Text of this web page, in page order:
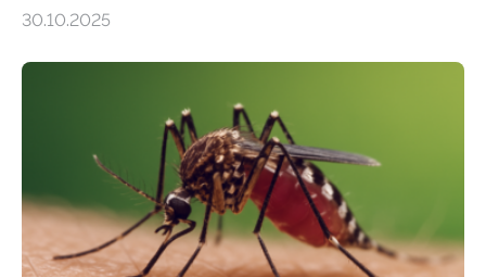
Landpflanzen zählen zu den komplexesten
Grünalgen, die vor Hunderten von Millionen Jahren
lebten. Unter den Vorfahren sticht eine Gruppe heraus,
die noch heute in der Natur vorkommt: die
Süßwasseralge Coleochaetophyceae. Einige Arten
dieser Gruppe bilden aus Zellfäden dichte Geflechte
mit scheibenförmiger Gestalt. Was auffällig ist: Die
nächsten…
30.10.2025